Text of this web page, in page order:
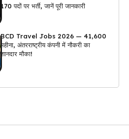
170 पदों पर भर्ती, जानें पूरी जानकारी
BCD Travel Jobs 2026 — ₹41,600
महीना, अंतरराष्ट्रीय कंपनी में नौकरी का
शानदार मौका!